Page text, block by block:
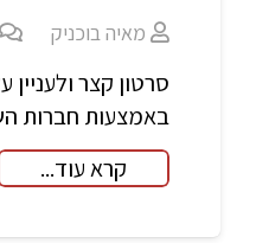
מאיה בוכניק
סרטון קצר
באמצעות חברות
קרא עוד...